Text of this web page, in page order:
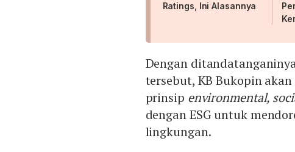
Ratings, Ini Alasannya
Dengan
tersebut, KB Bukopin
prinsip environmental,
dengan ESG untuk
lingkungan.